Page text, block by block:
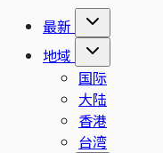
最新
地域
国际
大陆
香港
台湾